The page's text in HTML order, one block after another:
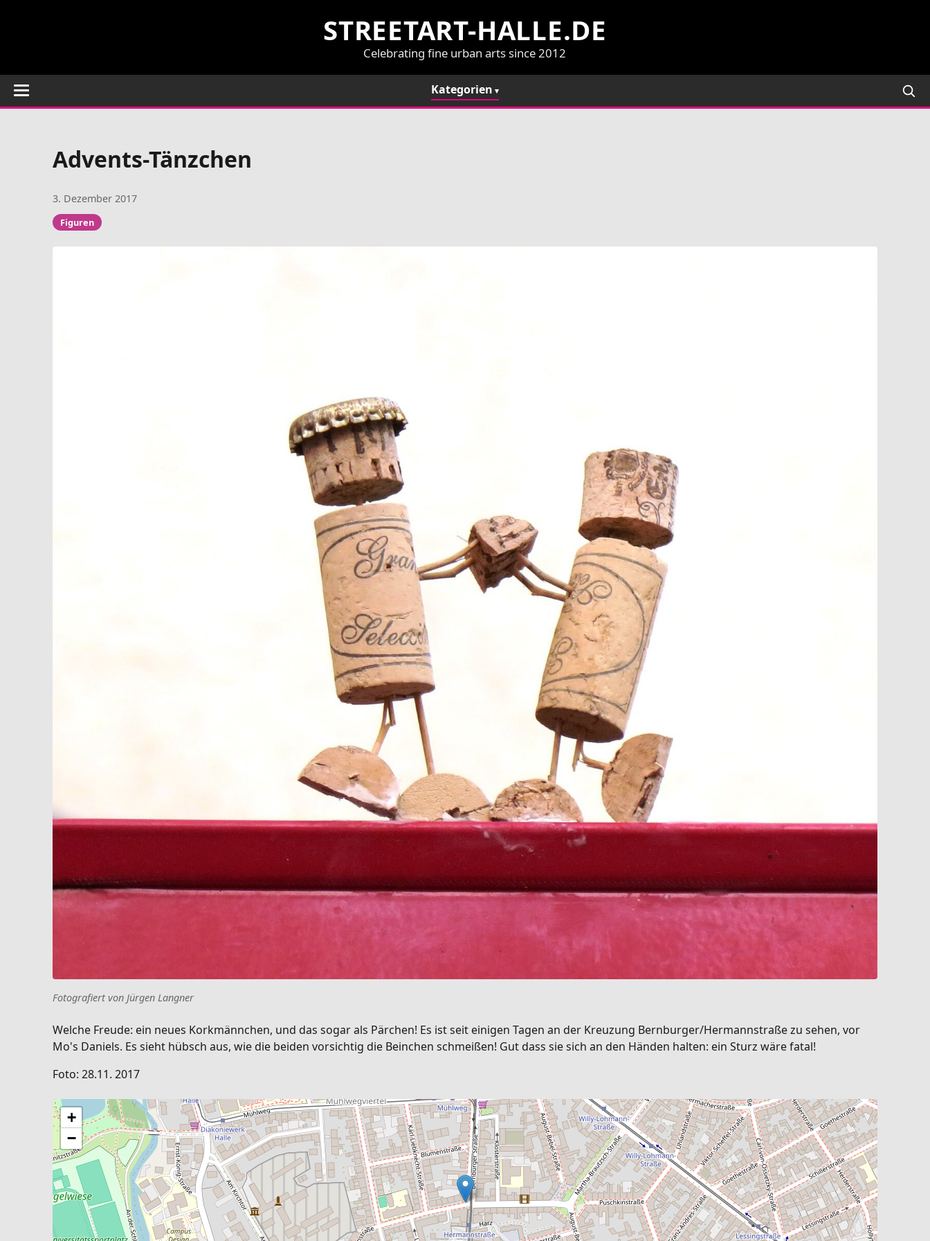
STREETART-HALLE.DE
Celebrating fine urban arts since 2012
Kategorien
Advents-Tänzchen
3. Dezember 2017
Figuren
Fotografiert von Jürgen Langner
Welche Freude: ein neues Korkmännchen, und das sogar als Pärchen! Es ist seit einigen Tagen an der Kreuzung Bernburger/Hermannstraße zu sehen, vor
Mo's Daniels. Es sieht hübsch aus, wie die beiden vorsichtig die Beinchen schmeißen! Gut dass sie sich an den Händen halten: ein Sturz wäre fatal!
Foto: 28.11. 2017
+
−